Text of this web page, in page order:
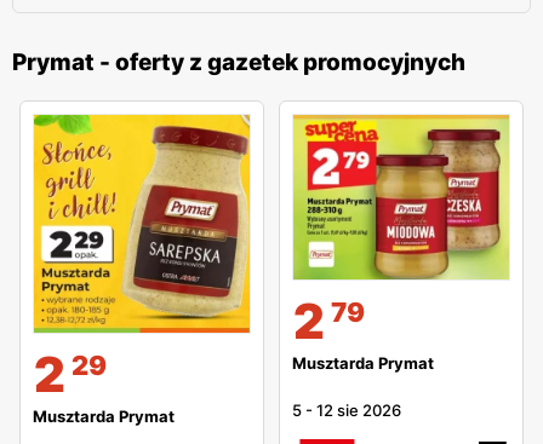
Prymat - oferty z gazetek promocyjnych
2 29
Musztarda Prymat
2 79
Musztarda Prymat
5 -12 sie 2026